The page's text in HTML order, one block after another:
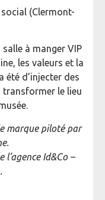
(Clermont-
à manger VIP
les valeurs et la
été d’injecter des
le lieu
marque piloté par
Id&Co –